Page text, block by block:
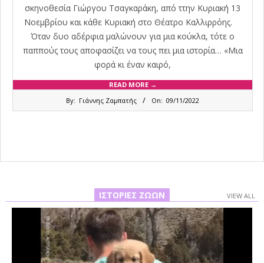
σκηνοθεσία Γιώργου Τσαγκαράκη, από ττην Κυριακή 13
Νοεμβρίου και κάθε Κυριακή στο Θέατρο Καλλιρρόης.
Όταν δυο αδέρφια μαλώνουν για μια κούκλα, τότε ο
παππούς τους αποφασίζει να τους πει μια ιστορία… «Μια
φορά κι έναν καιρό,
READ MORE →
By: Γιάννης Ζαμπατής On: 09/11/2022
ΙΣΤΟΡΊΕΣ ΖΏΩΝ VIEW ALL